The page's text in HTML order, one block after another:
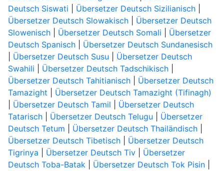
Deutsch Siswati
Übersetzer Deutsch Sizilianisch|
Übersetzer Deutsch Slowakisch| Übersetzer Deutsch
Slowenisch| Übersetzer Deutsch Somali
Übersetzer
Deutsch Spanisch| Übersetzer Deutsch Sundanesisch
Übersetzer Deutsch Susu
Übersetzer Deutsch
Swahili
Übersetzer Deutsch Tadschikisch|
Übersetzer Deutsch Tahitianisch| Übersetzer Deutsch
Tamazight
Übersetzer Deutsch Tamazight (Tifinagh)
Übersetzer Deutsch Tamil
Übersetzer Deutsch
Tatarisch| Übersetzer Deutsch Telugu
Übersetzer
Deutsch Tetum
Übersetzer Deutsch Thailändisch|
Übersetzer Deutsch Tibetisch| Übersetzer Deutsch
Tigrinya
Übersetzer Deutsch Tiv| Übersetzer
Deutsch Toba-Batak| Übersetzer Deutsch Tok Pisin|